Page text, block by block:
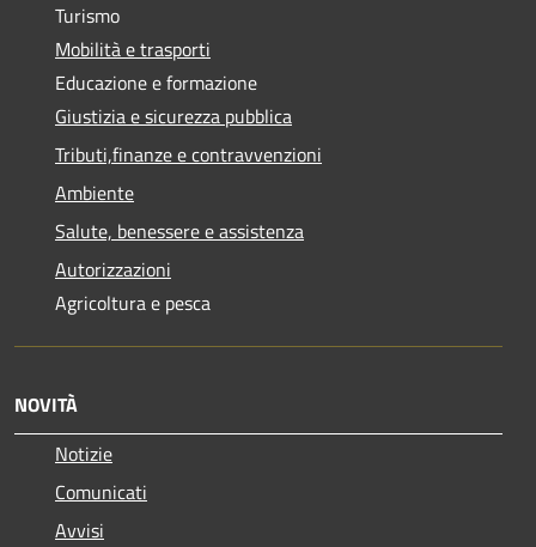
Turismo
Mobilità e trasporti
Educazione e formazione
Giustizia e sicurezza pubblica
Tributi,finanze e contravvenzioni
Ambiente
Salute, benessere e assistenza
Autorizzazioni
Agricoltura e pesca
NOVITÀ
Notizie
Comunicati
Avvisi